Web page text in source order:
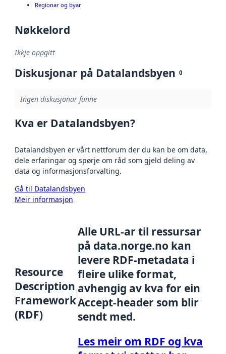
Regionar og byar
Nøkkelord
Ikkje oppgitt
Diskusjonar på Datalandsbyen 0
Ingen diskusjonar funne
Kva er Datalandsbyen?
Datalandsbyen er vårt nettforum der du kan be om data,
dele erfaringar og spørje om råd som gjeld deling av
data og informasjonsforvalting.
Gå til Datalandsbyen
Meir informasjon
Resource
Description
Framework
(RDF)
Alle URL-ar til ressursar
på data.norge.no kan
levere RDF-metadata i
fleire ulike format,
avhengig av kva for ein
Accept-header som blir
sendt med.
Les meir om RDF og kva